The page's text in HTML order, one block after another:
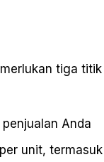
tiga titik
Anda
unit, termasuk